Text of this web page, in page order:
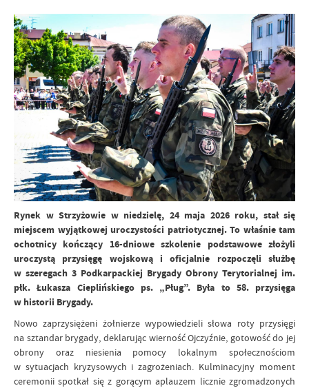
Rynek w Strzyżowie w niedzielę, 24 maja 2026 roku, stał się
miejscem wyjątkowej uroczystości patriotycznej. To właśnie tam
ochotnicy kończący 16-dniowe szkolenie podstawowe złożyli
uroczystą przysięgę wojskową i oficjalnie rozpoczęli służbę
w szeregach 3 Podkarpackiej Brygady Obrony Terytorialnej im.
płk. Łukasza Cieplińskiego ps. „Pług”. Była to 58. przysięga
w historii Brygady.
Nowo zaprzysiężeni żołnierze wypowiedzieli słowa roty przysięgi
na sztandar brygady, deklarując wierność Ojczyźnie, gotowość do jej
obrony oraz niesienia pomocy lokalnym społecznościom
w sytuacjach kryzysowych i zagrożeniach. Kulminacyjny moment
ceremonii spotkał się z gorącym aplauzem licznie zgromadzonych